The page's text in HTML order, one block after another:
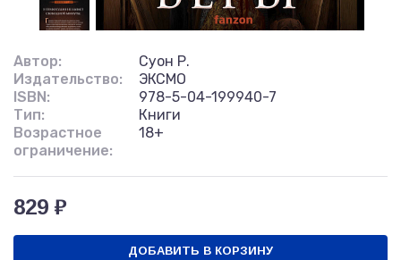
Автор:
Суон Р.
Издательство:
ЭКСМО
ISBN:
978-5-04-199940-7
Тип:
Книги
Возрастное
ограничение:
18+
829 ₽
ДОБАВИТЬ В КОРЗИНУ